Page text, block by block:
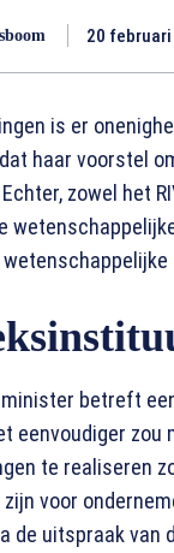
20 februari
is er
haar voorstel
zowel het
betreft
eenvoudiger zou
te realiseren
voor
uitspraak van